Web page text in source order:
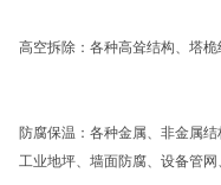
高空拆除：各种高耸结构、塔桅
防腐保温：各种金属、非金属
工业地坪、墙面防腐、设备管网